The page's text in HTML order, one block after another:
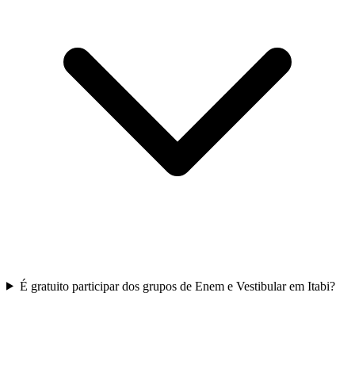
É gratuito participar dos grupos de Enem e Vestibular em Itabi?